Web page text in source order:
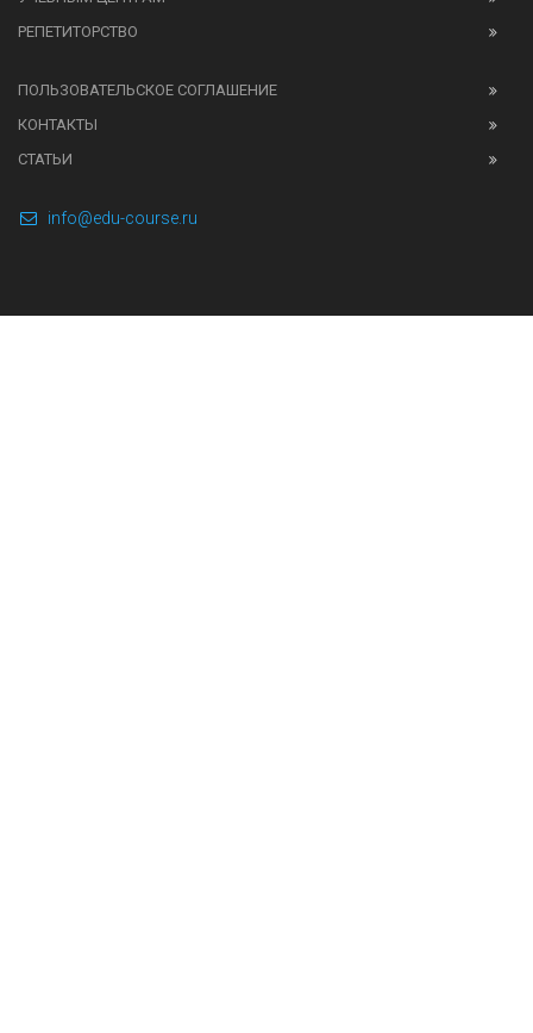
РЕПЕТИТОРСТВО
ПОЛЬЗОВАТЕЛЬСКОЕ СОГЛАШЕНИЕ
КОНТАКТЫ
СТАТЬИ
info@edu-course.ru